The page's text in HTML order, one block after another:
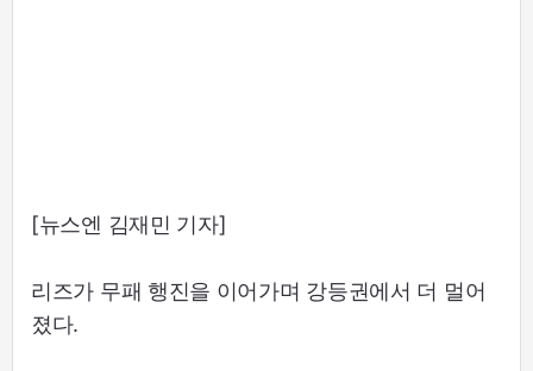
[뉴스엔 김재민 기자]
리즈가 무패 행진을 이어가며 강등권에서 더 멀어
졌다.